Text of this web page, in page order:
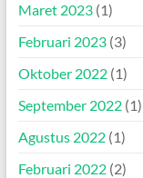
Maret 2023(1)
Februari 2023(3)
Oktober 2022(1)
September 2022(1)
Agustus 2022(1)
Februari 2022(2)